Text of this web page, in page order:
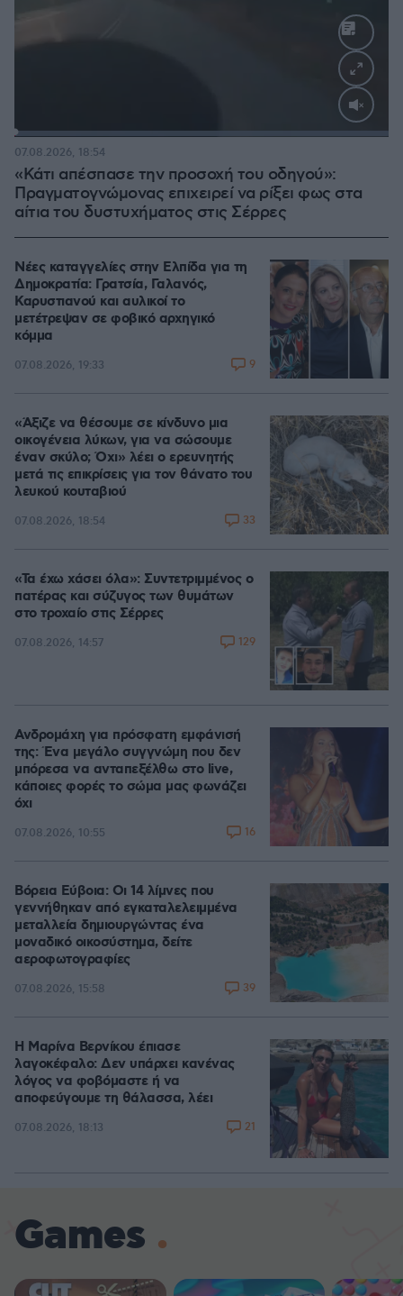
Loaded:
«Κάτι απέσπασε την προσοχή του οδηγού»:
Πραγματογνώμονας επιχειρεί να ρίξει φως στα
αίτια του δυστυχήματος στις Σέρρες
07.08.2026, 18:54
Νέες καταγγελίες στην Ελπίδα για τη
Δημοκρατία: Γρατσία, Γαλανός,
Καρυστιανού και αυλικοί το
μετέτρεψαν σε φοβικό αρχηγικό
κόμμα
07.08.2026, 19:33 9
«Άξιζε να θέσουμε σε κίνδυνο μια
οικογένεια λύκων, για να σώσουμε
έναν σκύλο; Όχι» λέει ο ερευνητής
μετά τις επικρίσεις για τον θάνατο του
λευκού κουταβιού
07.08.2026, 18:54 33
«Τα έχω χάσει όλα»: Συντετριμμένος ο
πατέρας και σύζυγος των θυμάτων
στο τροχαίο στις Σέρρες
07.08.2026, 14:57 129
Ανδρομάχη για πρόσφατη εμφάνισή
της: Ένα μεγάλο συγγνώμη που δεν
μπόρεσα να ανταπεξέλθω στο live,
κάποιες φορές το σώμα μας φωνάζει
όχι
07.08.2026, 10:55 16
Βόρεια Εύβοια: Οι 14 λίμνες που
γεννήθηκαν από εγκαταλελειμμένα
μεταλλεία δημιουργώντας ένα
μοναδικό οικοσύστημα, δείτε
αεροφωτογραφίες
07.08.2026, 15:58 39
Η Μαρίνα Βερνίκου έπιασε
λαγοκέφαλο: Δεν υπάρχει κανένας
λόγος να φοβόμαστε ή να
αποφεύγουμε τη θάλασσα, λέει
07.08.2026, 18:13 21
Games